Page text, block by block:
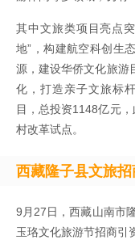
其中文旅类项目亮点
地”，构建航空科创生
源，建设华侨文化旅游
化，打造亲子文旅标
目，总投资1148亿元
村改革试点。
西藏隆子县文旅
9月27日，西藏山南市
玉珞文化旅游节招商引